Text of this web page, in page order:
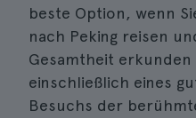
beste Option, wenn
nach Peking reisen
Gesamtheit
einschließlich eines
Besuchs der